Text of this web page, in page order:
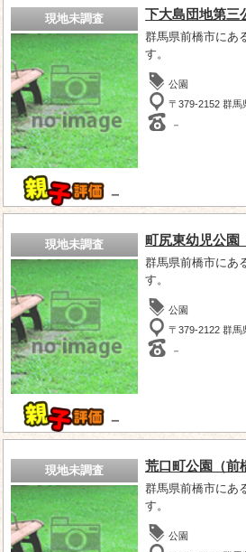
現地未調査
－
下大島団地第三
群馬県前橋市にあ
す。
公園
〒379-2152 群馬
－
現地未調査
－
町尻東幼児公園
群馬県前橋市にあ
す。
公園
〒379-2122 群馬
－
現地未調査 荒口町公園（前
群馬県前橋市にあ
す。
公園